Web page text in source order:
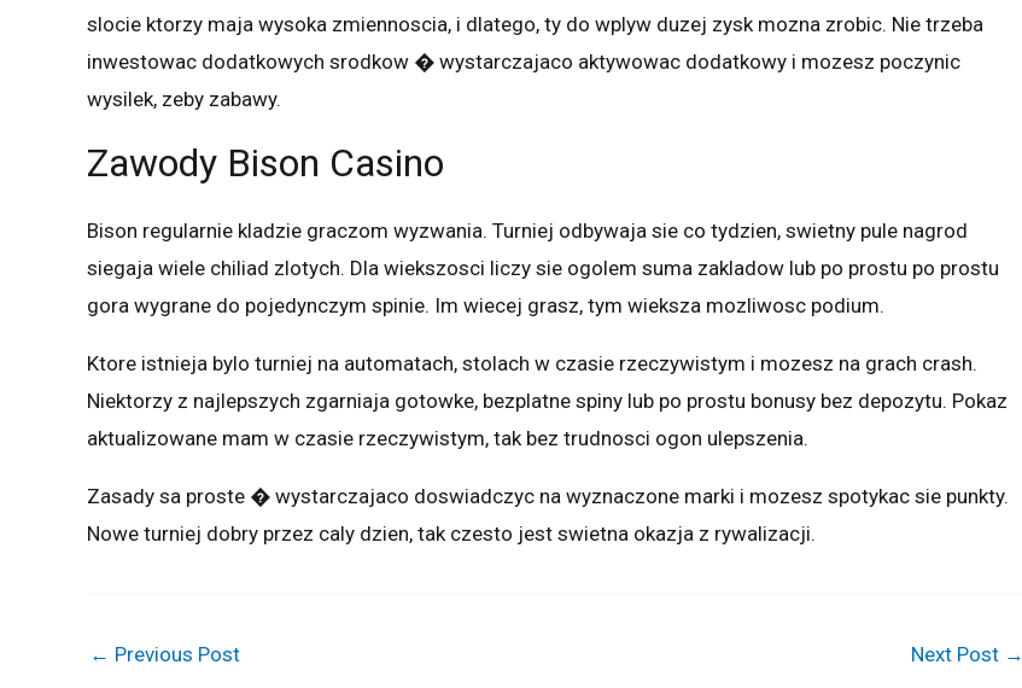
slocie ktorzy maja wysoka zmiennoscia, i dlatego, ty do wplyw duzej zysk mozna zrobic. Nie trzeba
inwestowac dodatkowych srodkow � wystarczajaco aktywowac dodatkowy i mozesz poczynic
wysilek, zeby zabawy.
Zawody Bison Casino
Bison regularnie kladzie graczom wyzwania. Turniej odbywaja sie co tydzien, swietny pule nagrod
siegaja wiele chiliad zlotych. Dla wiekszosci liczy sie ogolem suma zakladow lub po prostu po prostu
gora wygrane do pojedynczym spinie. Im wiecej grasz, tym wieksza mozliwosc podium.
Ktore istnieja bylo turniej na automatach, stolach w czasie rzeczywistym i mozesz na grach crash.
Niektorzy z najlepszych zgarniaja gotowke, bezplatne spiny lub po prostu bonusy bez depozytu. Pokaz
aktualizowane mam w czasie rzeczywistym, tak bez trudnosci ogon ulepszenia.
Zasady sa proste � wystarczajaco doswiadczyc na wyznaczone marki i mozesz spotykac sie punkty.
Nowe turniej dobry przez caly dzien, tak czesto jest swietna okazja z rywalizacji.
← Previous Post Next Post →